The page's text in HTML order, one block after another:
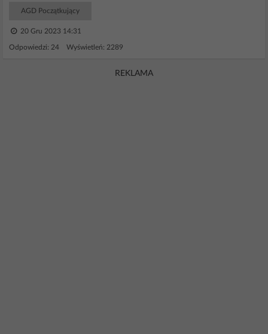
AGD Początkujący
20 Gru 2023 14:31
Odpowiedzi: 24 Wyświetleń: 2289
REKLAMA